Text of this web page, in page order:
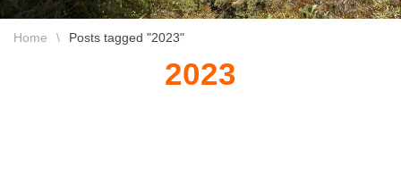
Home \ Posts tagged "2023"
2023